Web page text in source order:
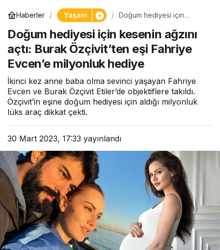
Haberler Yaşam
Doğum hediyesi için
Özçivit’ten eşi Fahriye
Evcen’e milyonluk hediye
Doğum hediyesi için kesenin ağzını
açtı: Burak Özçivit’ten eşi Fahriye
Evcen’e milyonluk hediye
İkinci kez anne baba olma sevinci yaşayan Fahriye
Evcen ve Burak Özçivit Etiler’de objektiflere takıldı.
Özçivit’in eşine doğum hediyesi için aldığı milyonluk
lüks araç dikkat çekti.
30 Mart 2023, 17:33 yayınlandı